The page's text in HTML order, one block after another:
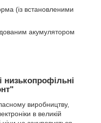
(із встановленими
акумулятором
низькопрофільні
виробництву,
в великій